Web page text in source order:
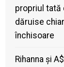
propriul tată
dăruise
închisoare
Rihanna și